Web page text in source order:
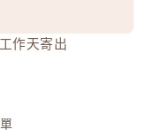
作天寄出